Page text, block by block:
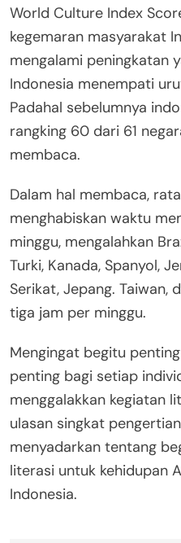
World Culture Index
kegemaran masyarakat
mengalami peningkatan
Indonesia menempati
Padahal sebelumnya
rangking 60 dari 61
membaca.
Dalam hal membaca,
menghabiskan waktu
minggu, mengalahkan
Turki, Kanada, Spanyol,
Serikat, Jepang. Taiwan,
tiga jam per minggu.
Mengingat begitu
penting bagi setiap
menggalakkan kegiatan
ulasan singkat
menyadarkan tentang
literasi untuk kehidupan
Indonesia.